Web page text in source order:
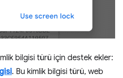
bilgisi türü için destek ekler:
. Bu kimlik bilgisi türü, web